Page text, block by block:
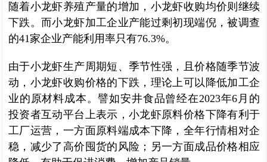
随着小龙虾养殖产量的增加，小龙虾收购均价则继续
下跌。而小龙虾加工企业产能过剩初现端倪，被调查
的41家企业产能利用率只有76.3%。
由于小龙虾生产周期短、季节性强，且价格随季节波
动，小龙虾收购价格的下跌，理论上可以降低加工企
业的原材料成本。譬如安井食品曾经在2023年6月的
投资者互动平台上表示，小龙虾原料价格下降有利于
工厂运营，一方面原料端成本下降，全年行情相对企
稳，减少了高价囤货的风险；另一方面成品价格相应